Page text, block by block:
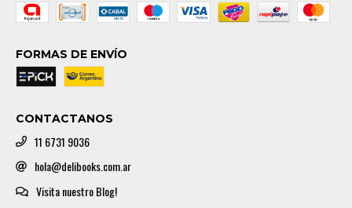
FORMAS DE ENVÍO
CONTACTANOS
11 6731 9036
hola@delibooks.com.ar
Visita nuestro Blog!